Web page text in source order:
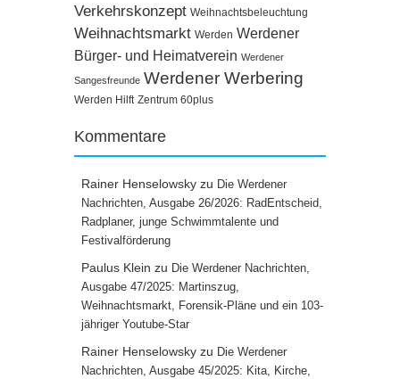
Verkehrskonzept Weihnachtsbeleuchtung
Weihnachtsmarkt Werden Werdener
Bürger- und Heimatverein Werdener
Sangesfreunde Werdener Werbering
Werden Hilft Zentrum 60plus
Kommentare
Rainer Henselowsky zu Die Werdener
Nachrichten, Ausgabe 26/2026: RadEntscheid,
Radplaner, junge Schwimmtalente und
Festivalförderung
Paulus Klein zu Die Werdener Nachrichten,
Ausgabe 47/2025: Martinszug,
Weihnachtsmarkt, Forensik-Pläne und ein 103-
jähriger Youtube-Star
Rainer Henselowsky zu Die Werdener
Nachrichten, Ausgabe 45/2025: Kita, Kirche,